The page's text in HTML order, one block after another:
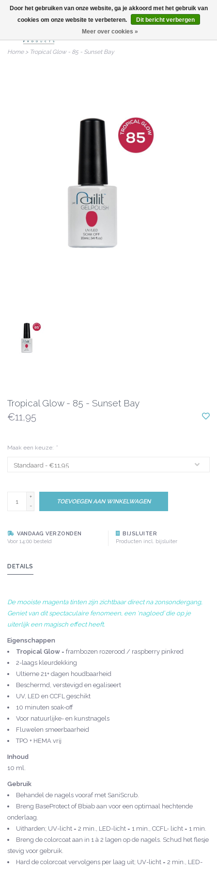
info@nailitproducts.com
Home> Tropical Glow - 85 - Sunset Bay
Tropical Glow - 85 - Sunset Bay
€11,95
Maak een keuze: *
+
-
TOEVOEGEN AAN WINKELWAGEN
VANDAAG VERZONDEN
Voor 14:00 besteld
BIJSLUITER
Producten incl. bijsluiter
DETAILS
De mooiste magenta tinten zijn zichtbaar direct na zonsondergang,
Geniet van dit spectaculaire fenomeen, een ‘nagloed’ die op je
uiterlijk een magisch effect heeft.
Eigenschappen
Tropical Glow = frambozen rozerood / raspberry pinkred
2-laags kleurdekking
Ultieme 21+ dagen houdbaarheid
Beschermd, verstevigd en egaliseert
UV, LED en CCFL geschikt
10 minuten soak-off
Voor natuurlijke- en kunstnagels
Fluwelen smeerbaarheid
TPO + HEMA vrij
Inhoud
10 ml.
Gebruik
Behandel de nagels vooraf met SaniScrub.
Breng BaseProtect of Bbiab aan voor een optimaal hechtende
onderlaag.
Uitharden; UV-licht = 2 min., LED-licht = 1 min., CCFL- licht = 1 min.
Breng de colorcoat aan in 1 à 2 lagen op de nagels. Schud het flesje
stevig voor gebruik.
Hard de colorcoat vervolgens per laag uit; UV-licht = 2 min., LED-
Door het gebruiken van onze website, ga je akkoord met het gebruik van
cookies om onze website te verbeteren.
Dit bericht verbergen
Meer over cookies »